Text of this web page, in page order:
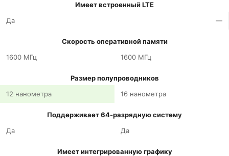
Имеет встроенный LTE
Да
—
Скорость оперативной памяти
1600 МГц
1600 МГц
Размер полупроводников
12 нанометра
16 нанометра
Поддерживает 64-разрядную систему
Да
Да
Имеет интегрированную графику